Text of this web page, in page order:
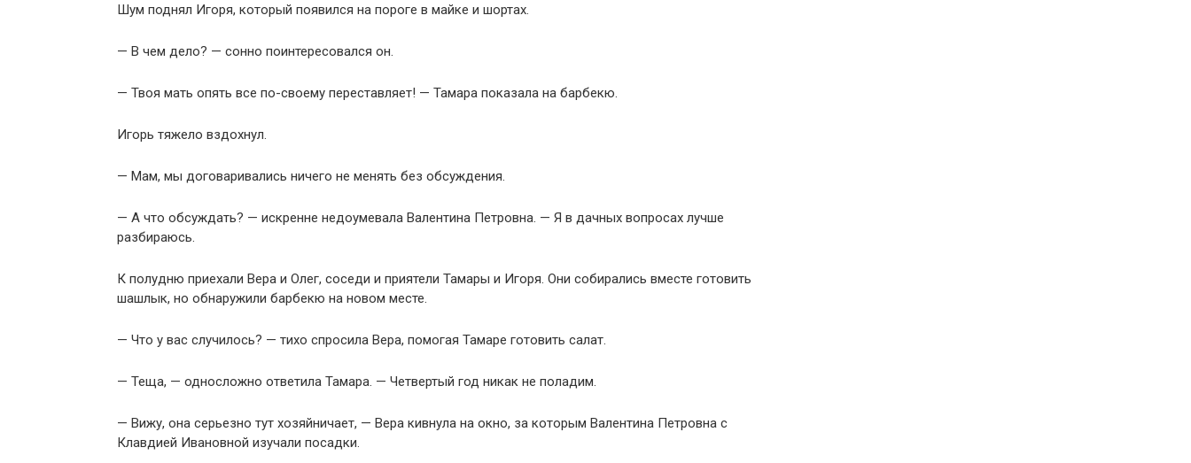
Шум поднял Игоря, который появился на пороге в майке и шортах.
— В чем дело? — сонно поинтересовался он.
— Твоя мать опять все по-своему переставляет! — Тамара показала на барбекю.
Игорь тяжело вздохнул.
— Мам, мы договаривались ничего не менять без обсуждения.
— А что обсуждать? — искренне недоумевала Валентина Петровна. — Я в дачных вопросах лучше
разбираюсь.
К полудню приехали Вера и Олег, соседи и приятели Тамары и Игоря. Они собирались вместе готовить
шашлык, но обнаружили барбекю на новом месте.
— Что у вас случилось? — тихо спросила Вера, помогая Тамаре готовить салат.
— Теща, — односложно ответила Тамара. — Четвертый год никак не поладим.
— Вижу, она серьезно тут хозяйничает, — Вера кивнула на окно, за которым Валентина Петровна с
Клавдией Ивановной изучали посадки.